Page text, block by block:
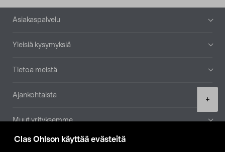
Clas Ohlson käyttää evästeitä
+
Alatunniste
Asiakaspalvelu
Yleisiä kysymyksiä
Tietoa meistä
Ajankohtaista
Muut yrityksemme
Etsi myymälä